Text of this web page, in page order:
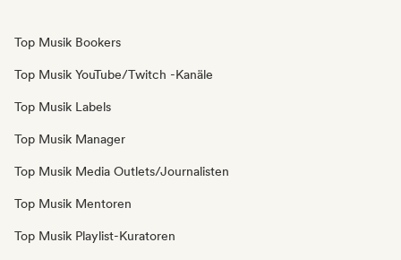
Top Musik Bookers
Top Musik YouTube/Twitch -Kanäle
Top Musik Labels
Top Musik Manager
Top Musik Media Outlets/Journalisten
Top Musik Mentoren
Top Musik Playlist-Kuratoren